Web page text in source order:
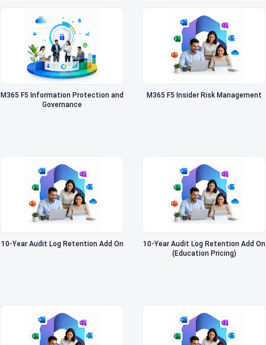
M365 F5 Information Protection and
Governance
M365 F5 Insider Risk Management
10-Year Audit Log Retention Add On
10-Year Audit Log Retention Add On
(Education Pricing)